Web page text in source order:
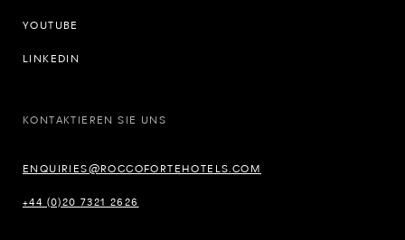
YOUTUBE
LINKEDIN
KONTAKTIEREN SIE UNS
ENQUIRIES@ROCCOFORTEHOTELS.COM
+44 (0)20 7321 2626